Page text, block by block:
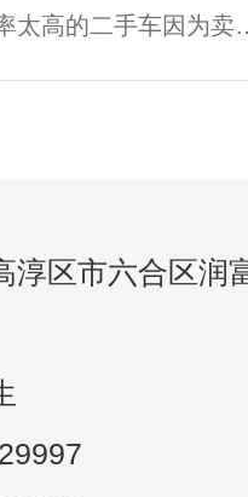
太高的二手车因为卖
一定收，而保值率过
淳区市六合区润